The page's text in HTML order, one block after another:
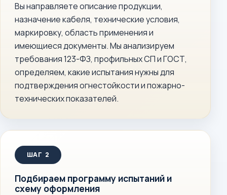
Вы направляете описание продукции,
назначение кабеля, технические условия,
маркировку, область применения и
имеющиеся документы. Мы анализируем
требования 123-ФЗ, профильных СП и ГОСТ,
определяем, какие испытания нужны для
подтверждения огнестойкости и пожарно-
технических показателей.
Подбираем программу испытаний и
схему оформления